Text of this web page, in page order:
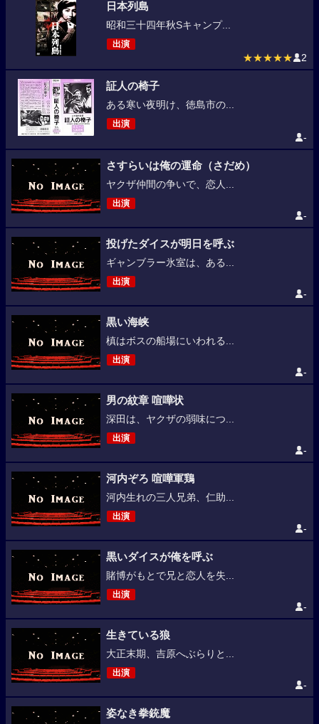
日本列島
昭和三十四年秋Sキャンプ...
出演
★★★★★ 2
証人の椅子
ある寒い夜明け、徳島市の...
出演
-
さすらいは俺の運命（さだめ）
ヤクザ仲間の争いで、恋人...
出演
-
投げたダイスが明日を呼ぶ
ギャンブラー氷室は、ある...
出演
-
黒い海峡
槙はボスの船場にいわれる...
出演
-
男の紋章 喧嘩状
深田は、ヤクザの弱味につ...
出演
-
河内ぞろ 喧嘩軍鶏
河内生れの三人兄弟、仁助...
出演
-
黒いダイスが俺を呼ぶ
賭博がもとで兄と恋人を失...
出演
-
生きている狼
大正末期、吉原へぶらりと...
出演
-
姿なき拳銃魔